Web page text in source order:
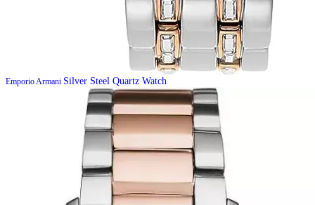
Emporio Armani Silver Steel Quartz Watch